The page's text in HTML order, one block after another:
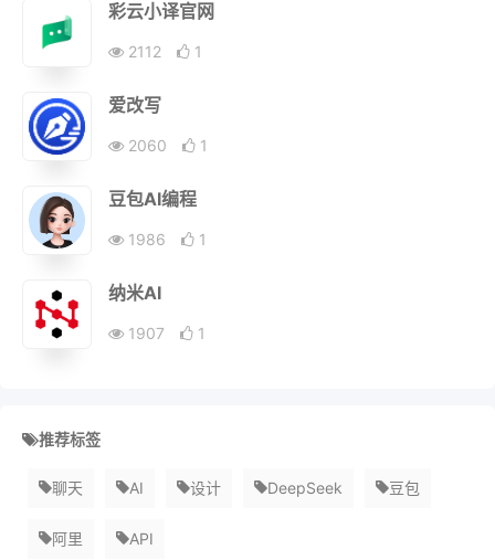
彩云小译官网
2112 1
爱改写
2060 1
豆包AI编程
1986 1
纳米AI
1907 1
推荐标签
聊天 AI 设计 DeepSeek 豆包
阿里 API